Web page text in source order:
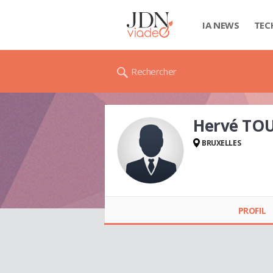
IA NEWS
Rechercher
Hervé
BRUXELLES
PROFIL